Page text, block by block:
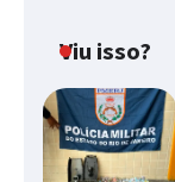
Viu isso?